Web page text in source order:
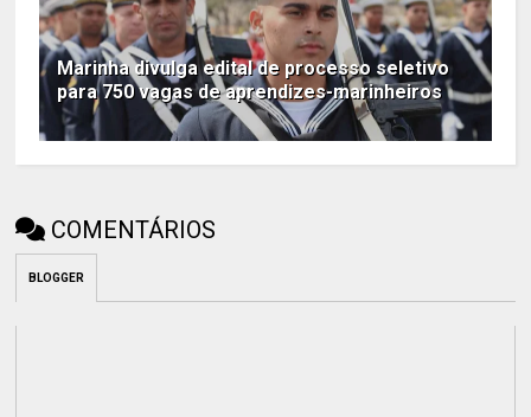
Marinha divulga edital de processo seletivo
para 750 vagas de aprendizes-marinheiros
COMENTÁRIOS
BLOGGER